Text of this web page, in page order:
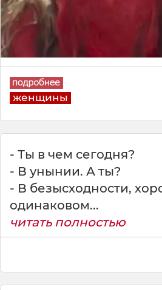
женщины
- Ты в чем сегодня?
- В унынии. А ты?
- В безысходности,
одинаковом...
читать полностью